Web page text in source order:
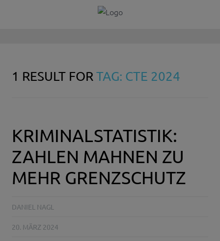
1 RESULT FORTAG: CTE 2024
KRIMINALSTATISTIK:
ZAHLEN MAHNEN ZU
MEHR GRENZSCHUTZ
DANIEL NAGL
20. MÄRZ 2024